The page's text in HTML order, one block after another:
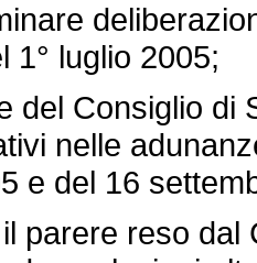
1° luglio 2005;
Consiglio di
nelle
e del 16
reso dal